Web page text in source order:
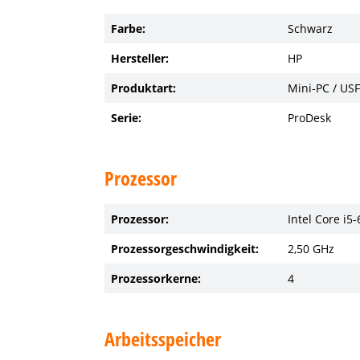
Farbe:
Schwarz
Hersteller:
HP
Produktart:
Mini-PC /
Serie:
ProDesk
Prozessor
Prozessor:
Intel Core i5-
Prozessorgeschwindigkeit:
2,50 GHz
Prozessorkerne:
4
Arbeitsspeicher